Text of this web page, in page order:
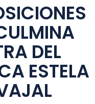
DEL
ESTELA